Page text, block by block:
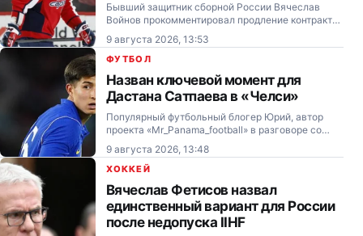
Бывший защитник сборной России Вячеслав
Войнов прокомментировал продление контракта
нападающего Александра Овечкина с
американским клубом НХЛ «Вашингтон
Кэпиталз».
9 августа 2026, 13:53
ФУТБОЛ
Назван ключевой момент для
Дастана Сатпаева в «Челси»
Популярный футбольный блогер Юрий, автор
проекта «Mr_Panama_football» в разговоре со
Sports.kz поделился мнением о том, является ли
Хаби Алонсо подходящим тренером для Дастана
Сатпаева.
9 августа 2026, 13:48
ХОККЕЙ
Вячеслав Фетисов назвал
единственный вариант для России
после недопуска IIHF